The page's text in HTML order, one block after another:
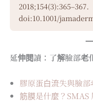
2018;154(3):365–367.
doi:10.1001/
延伸閱讀：了解臉部老
膠原蛋白流失與臉
筋膜是什麼？SMAS